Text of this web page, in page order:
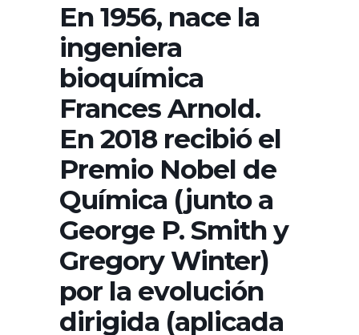
En 1956, nace la
ingeniera
bioquímica
Frances Arnold.
En 2018 recibió el
Premio Nobel de
Química (junto a
George P. Smith y
Gregory Winter)
por la evolución
dirigida (aplicada